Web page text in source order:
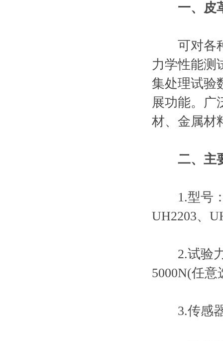
一、皮
可对各种
力学性能测
集处理试验
展功能。广
材、金属材
二、 主
1.型号：
UH2203、
2.试验力
5000N(任意
3.传感器